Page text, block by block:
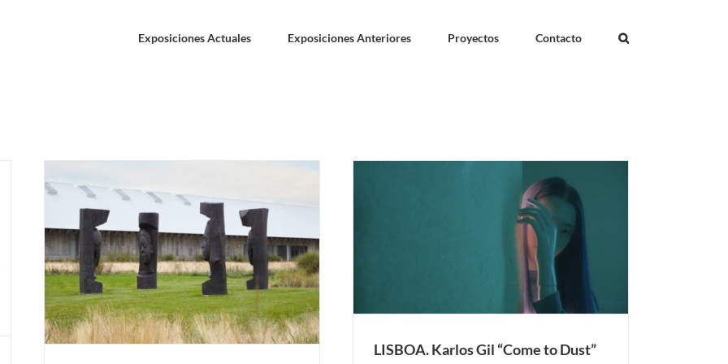
Exposiciones Actuales Exposiciones Anteriores Proyectos Contacto
LISBOA. Karlos Gil “Come to Dust” Del 12 de
septiembre al 31 de octubre 2020. Galería
Francisco Fino.
Exposiciones Anteriores LISBOA
LISBOA. Karlos Gil “Come to Dust”